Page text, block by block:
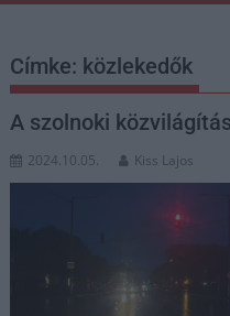
Címke: közlekedők
A szolnoki
2024.10.05. Kiss Lajos